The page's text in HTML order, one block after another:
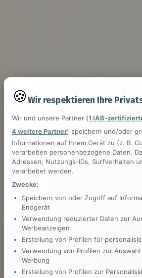
Wir respektieren Ihre
Wir und unsere Partner (1 IAB-
4 weitere Partner) speichern und/oder
Informationen auf Ihrem Gerät zu (z. B.
verarbeiten personenbezogene Daten.
Adressen, Nutzungs-IDs, Surfverhalten
verarbeitet werden.
Zwecke:
Speichern von oder Zugriff auf
Endgerät
Verwendung reduzierter Daten zur
Werbeanzeigen
Erstellung von Profilen für
Verwendung von Profilen zur
Werbung
Erstellung von Profilen zur